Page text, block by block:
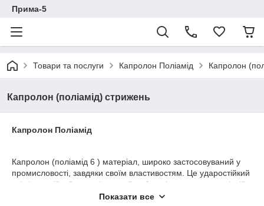
Прима-5
Товари та послуги Капролон Поліамід Капролон
Капролон (поліамід) стрижень
Капролон Поліамід
Капролон (поліамід 6 ) матеріал, широко застосовуваний у
промисловості, завдяки своїм властивостям. Це ударостійкий
, хімічно стійкий матеріал, який добре піддається механічній
обробці. З капролона виробляють різні вироби, такі як,
Показати все